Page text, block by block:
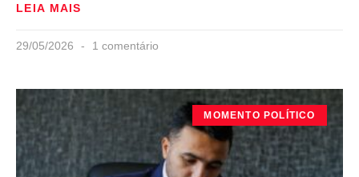
LEIA MAIS
29/05/2026 1 comentário
MOMENTO POLÍTICO